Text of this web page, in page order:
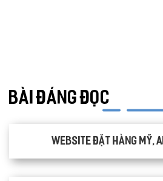
BÀI ĐÁNG ĐỌC
Website đặt hàng Mỹ,